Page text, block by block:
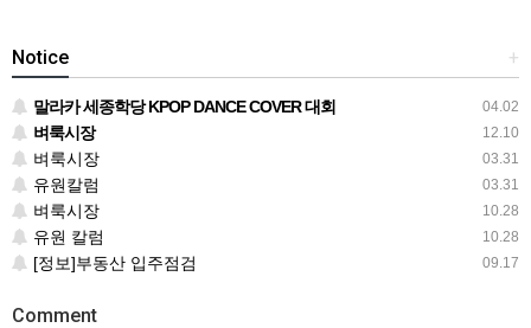
+
Notice
04.02
말라카 세종학당 KPOP DANCE COVER 대회
12.10
벼룩시장
03.31
벼룩시장
03.31
유원칼럼
10.28
벼룩시장
10.28
유원 칼럼
09.17
[정보]부동산 입주점검
Comment